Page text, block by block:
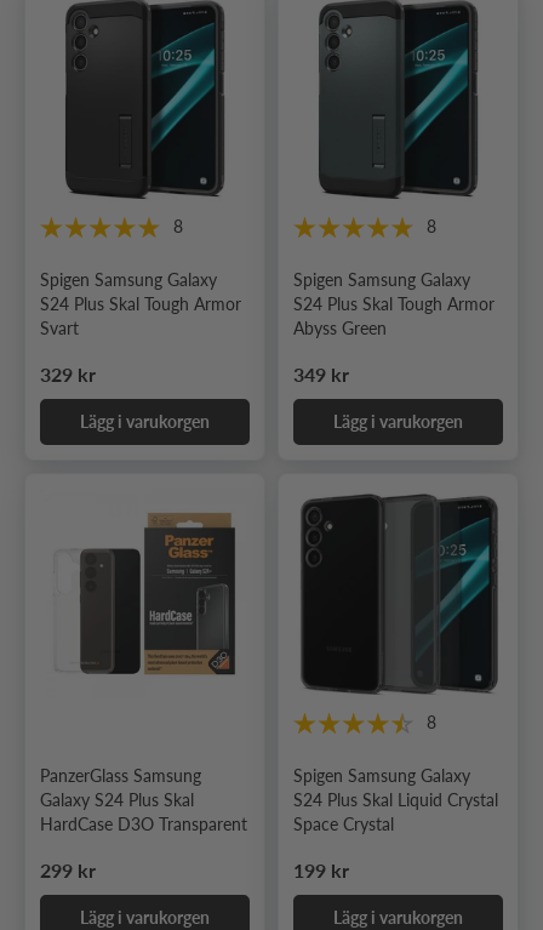
8
Spigen Samsung Galaxy
S24 Plus Skal Tough Armor
Svart
Ordinarie pris
329 kr
Lägg i varukorgen
8
Spigen Samsung Galaxy
S24 Plus Skal Tough Armor
Abyss Green
Ordinarie pris
349 kr
Lägg i varukorgen
PanzerGlass Samsung
Galaxy S24 Plus Skal
HardCase D3O Transparent
Ordinarie pris
299 kr
Lägg i varukorgen
8
Spigen Samsung Galaxy
S24 Plus Skal Liquid Crystal
Space Crystal
Ordinarie pris
199 kr
Lägg i varukorgen